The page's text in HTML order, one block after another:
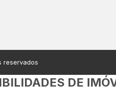
reservados
DE